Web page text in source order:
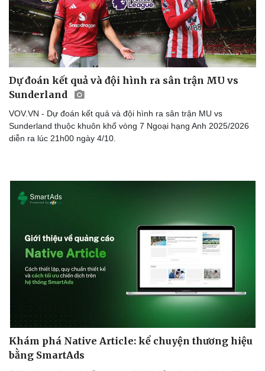
Dự đoán kết quả và đội hình ra sân trận MU vs
Sunderland
VOV.VN - Dự đoán kết quả và đội hình ra sân trận MU vs
Sunderland thuộc khuôn khổ vòng 7 Ngoại hạng Anh 2025/2026
diễn ra lúc 21h00 ngày 4/10.
Khám phá Native Article: kể chuyện thương hiệu
bằng SmartAds